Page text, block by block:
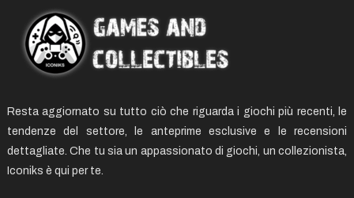
Resta aggiornato su tutto ciò che riguarda i giochi più recenti, le
tendenze del settore, le anteprime esclusive e le recensioni
dettagliate. Che tu sia un appassionato di giochi, un collezionista,
Iconiks è qui per te.